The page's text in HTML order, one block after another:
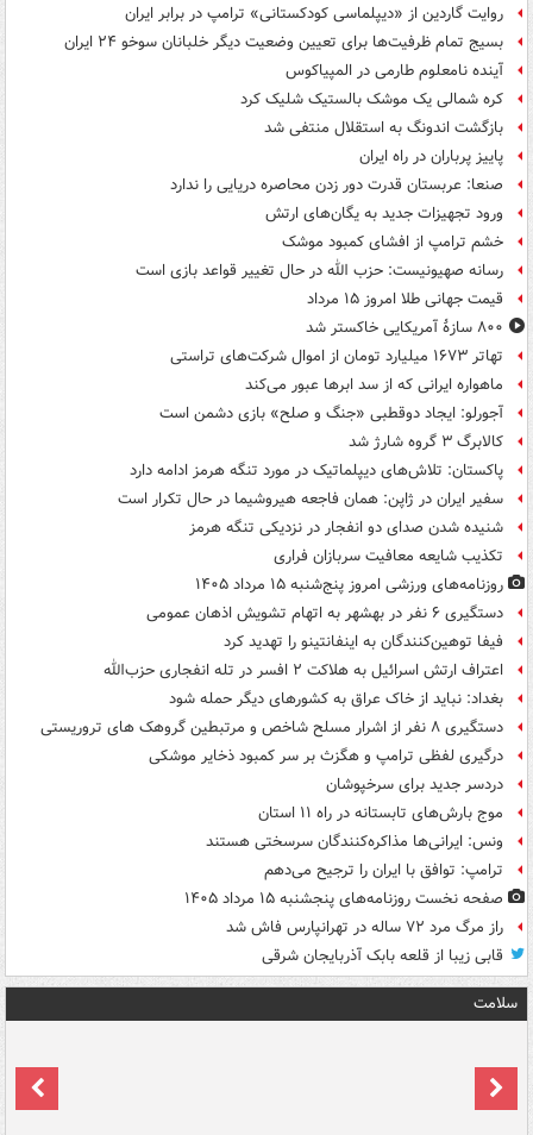
روایت گاردین از «دیپلماسی کودکستانی» ترامپ در برابر ایران
بسیج تمام ظرفیت‌ها برای تعیین وضعیت دیگر خلبانان سوخو ۲۴ ایران
آینده نامعلوم طارمی در المپیاکوس
کره شمالی یک موشک بالستیک شلیک کرد
بازگشت اندونگ به استقلال منتفی شد
پاییز پرباران در راه ایران
صنعا: عربستان قدرت دور زدن محاصره دریایی را ندارد
ورود تجهیزات جدید به یگان‌های ارتش
خشم ترامپ از افشای کمبود موشک
رسانه صهیونیست: حزب الله در حال تغییر قواعد بازی است
قیمت جهانی طلا امروز ۱۵ مرداد
۸۰۰ سازۀ آمریکایی خاکستر شد
تهاتر ۱۶۷۳ میلیارد تومان از اموال شرکت‌های تراستی
ماهواره ایرانی که از سد ابرها عبور می‌کند
آجورلو: ایجاد دوقطبی «جنگ و صلح‌» بازی دشمن است
کالابرگ ۳ گروه شارژ شد
پاکستان: تلاش‌های دیپلماتیک در مورد تنگه هرمز ادامه دارد
سفیر ایران در ژاپن: همان فاجعه هیروشیما در حال تکرار است
شنیده شدن صدای دو انفجار در نزدیکی تنگه هرمز
تکذیب شایعه معافیت سربازان فراری
روزنامه‌های ورزشی امروز پنج‌شنبه ۱۵ مرداد ۱۴۰۵
دستگیری ۶ نفر در بهشهر به اتهام تشویش اذهان عمومی
فیفا توهین‌کنندگان به اینفانتینو را تهدید کرد
اعتراف ارتش اسرائیل به هلاکت ۲ افسر در تله انفجاری حزب‌الله
بغداد: نباید از خاک عراق به کشورهای دیگر حمله شود
دستگیری ۸ نفر از اشرار مسلح شاخص و مرتبطین گروهک های تروریستی
درگیری لفظی ترامپ و هگزث بر سر کمبود ذخایر موشکی
دردسر جدید برای سرخپوشان
موج بارش‌های تابستانه در راه ۱۱ استان
ونس: ایرانی‌ها مذاکره‌کنندگان سرسختی هستند
ترامپ: توافق با ایران را ترجیح می‌دهم
صفحه نخست روزنامه‌های پنجشنبه ۱۵ مرداد ۱۴۰۵
راز مرگ مرد ۷۲ ساله در تهرانپارس فاش شد
قابی زیبا از قلعه بابک آذربایجان شرقی
سلامت